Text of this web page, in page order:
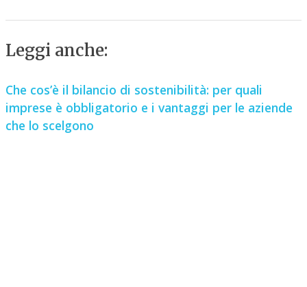
Leggi anche:
Che cos’è il bilancio di sostenibilità: per quali
imprese è obbligatorio e i vantaggi per le aziende
che lo scelgono